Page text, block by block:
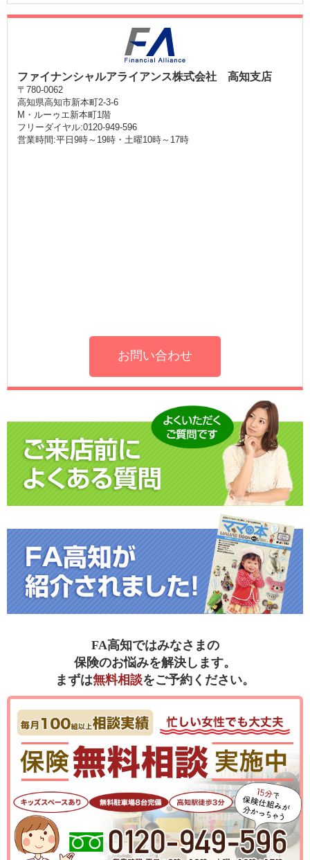
ファイナンシャルアライアンス株式会社 高知支店
〒780-0062
高知県高知市新本町2-3-6
M・ルーゥエ新本町1階
フリーダイヤル:0120-949-596
営業時間:平日9時～19時・土曜10時～17時
お問い合わせ
FA高知ではみなさまの
保険のお悩みを解決します。
まずは無料相談をご予約ください。